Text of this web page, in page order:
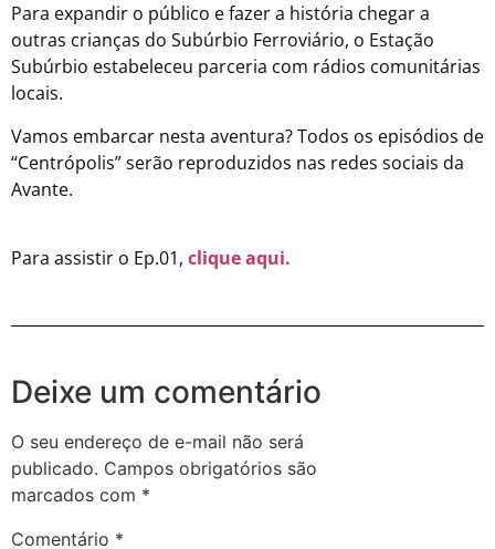
Para expandir o público e fazer a história chegar a
outras crianças do Subúrbio Ferroviário, o Estação
Subúrbio estabeleceu parceria com rádios comunitárias
locais.
Vamos embarcar nesta aventura? Todos os episódios de
“Centrópolis” serão reproduzidos nas redes sociais da
Avante.
Para assistir o Ep.01, clique aqui.
Deixe um comentário
O seu endereço de e-mail não será
publicado. Campos obrigatórios são
marcados com *
Comentário *